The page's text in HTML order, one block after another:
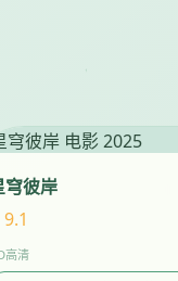
穹彼岸
9.1
高清